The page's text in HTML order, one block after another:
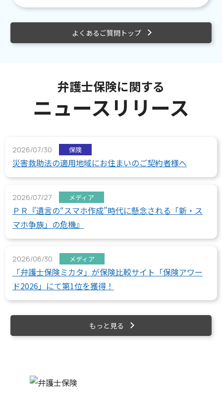
よくあるご質問トップ
弁護士保険に関する
ニュースリリース
2026/07/30 保険
災害救助法の適用地域にお住まいのご契約者様へ
2026/07/27 メディア
ＰＲ『遺言の“スマホ作成”時代に懸念される「新・ス
マホ争族」の危機』
2026/06/30 メディア
「弁護士保険ミカタ」が保険比較サイト「保険アワー
ド2026」にて第1位を獲得！
もっと見る